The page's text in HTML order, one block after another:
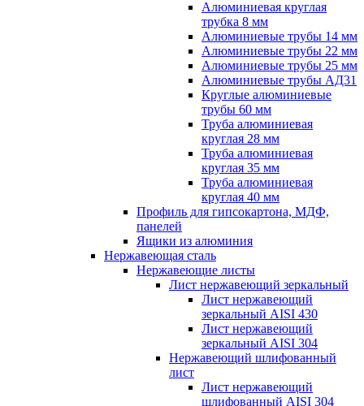
Алюминиевая круглая
трубка 8 мм
Алюминиевые трубы 14 мм
Алюминиевые трубы 22 мм
Алюминиевые трубы 25 мм
Алюминиевые трубы АД31
Круглые алюминиевые
трубы 60 мм
Труба алюминиевая
круглая 28 мм
Труба алюминиевая
круглая 35 мм
Труба алюминиевая
круглая 40 мм
Профиль для гипсокартона, МДФ,
панелей
Ящики из алюминия
Нержавеющая сталь
Нержавеющие листы
Лист нержавеющий зеркальный
Лист нержавеющий
зеркальный AISI 430
Лист нержавеющий
зеркальный AISI 304
Нержавеющий шлифованный
лист
Лист нержавеющий
шлифованный AISI 304